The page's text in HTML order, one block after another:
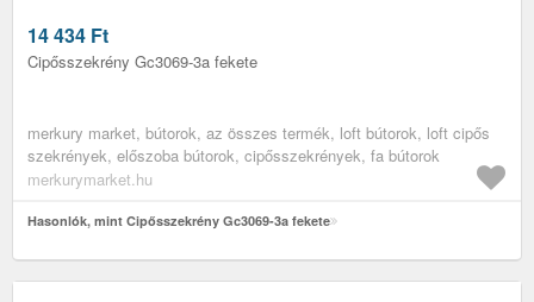
14 434 Ft
Cipősszekrény Gc3069-3a fekete
merkury market, bútorok, az összes termék, loft bútorok, loft cipős
szekrények, előszoba bútorok, cipősszekrények, fa bútorok
merkurymarket.hu
Hasonlók, mint Cipősszekrény Gc3069-3a fekete